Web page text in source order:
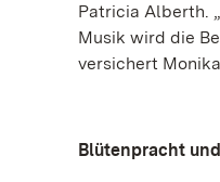
Patricia Alberth.
Musik wird die
versichert
Blütenpracht